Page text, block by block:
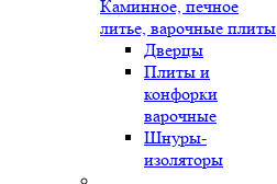
Каминное, печное
литье, варочные плиты
Дверцы
Плиты и
конфорки
варочные
Шнуры-
изоляторы